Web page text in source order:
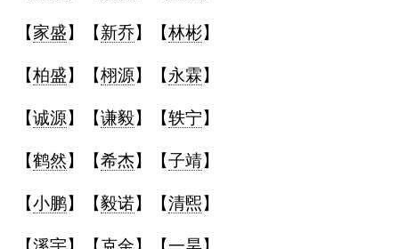
兔年起名
取
名
字
【家盛】【新乔】【林彬】
【柏盛】【栩源】【永霖】
【诚源】【谦毅】【轶宁】
【鹤然】【希杰】【子靖】
【小鹏】【毅诺】【清煕】